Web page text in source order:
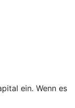
ein. Wenn es